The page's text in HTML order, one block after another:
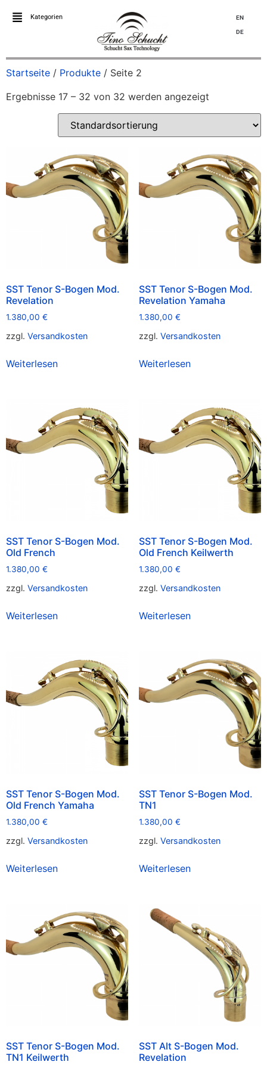
Kategorien EN
DE
Startseite / Produkte / Seite 2
Ergebnisse 17 – 32 von 32 werden angezeigt
SST Tenor S-Bogen Mod.
Revelation
1.380,00 €
zzgl. Versandkosten
Weiterlesen
SST Tenor S-Bogen Mod.
Revelation Yamaha
1.380,00 €
zzgl. Versandkosten
Weiterlesen
SST Tenor S-Bogen Mod.
Old French
1.380,00 €
zzgl. Versandkosten
Weiterlesen
SST Tenor S-Bogen Mod.
Old French Keilwerth
1.380,00 €
zzgl. Versandkosten
Weiterlesen
SST Tenor S-Bogen Mod.
Old French Yamaha
1.380,00 €
zzgl. Versandkosten
Weiterlesen
SST Tenor S-Bogen Mod.
TN1
1.380,00 €
zzgl. Versandkosten
Weiterlesen
SST Tenor S-Bogen Mod.
TN1 Keilwerth
SST Alt S-Bogen Mod.
Revelation